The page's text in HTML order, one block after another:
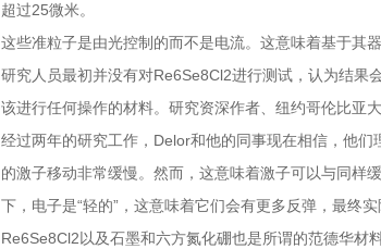
超过25微米。
这些准粒子是由光控制的而不是电流。这意味着基于其
研究人员最初并没有对Re6Se8Cl2进行测试，认为结果
该进行任何操作的材料。研究资深作者、纽约哥伦比亚
经过两年的研究工作，Delor和他的同事现在相信，他
的激子移动非常缓慢。然而，这意味着激子可以与同样
下，电子是“轻的”，这意味着它们会有更多反弹，最终
Re6Se8Cl2以及石墨和六方氮化硼也是所谓的范德华材